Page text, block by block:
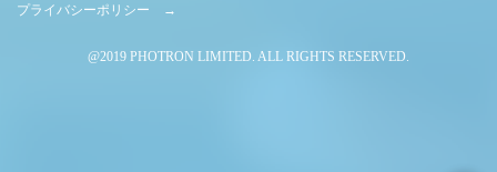
プライバシーポリシー →
@2019 PHOTRON LIMITED. ALL RIGHTS RESERVED.